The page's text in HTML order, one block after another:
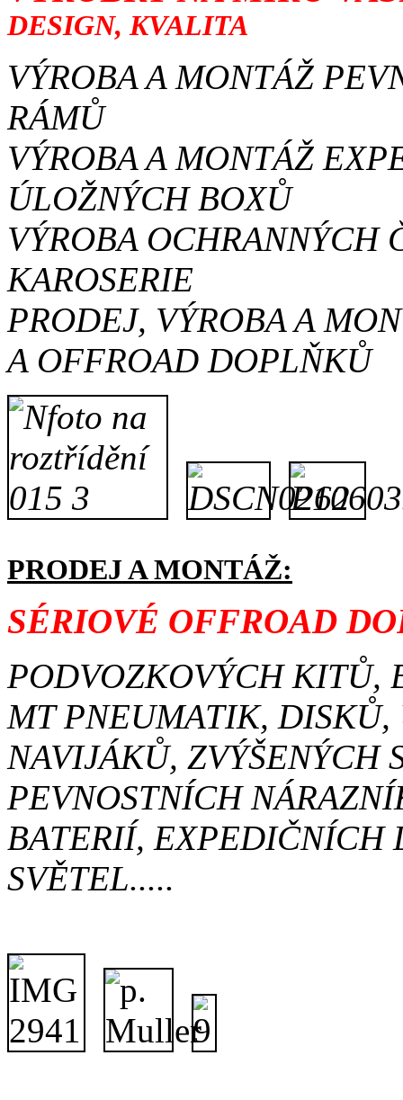
DESIGN, KVALITA
VÝROBA A MONTÁŽ
RÁMŮ
VÝROBA A MONTÁŽ
ÚLOŽNÝCH BOXŮ
VÝROBA OCHRANNÝCH
KAROSERIE
PRODEJ, VÝROBA A
A OFFROAD DOPLŇKŮ
PRODEJ A MONTÁŽ:
SÉRIOVÉ OFFROAD
PODVOZKOVÝCH KITŮ,
MT PNEUMATIK,
NAVIJÁKŮ, ZVÝŠENÝCH
PEVNOSTNÍCH
BATERIÍ, EXPEDIČNÍCH
SVĚTEL.....